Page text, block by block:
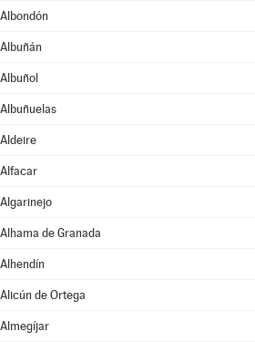
Albondón
Albuñán
Albuñol
Albuñuelas
Aldeire
Alfacar
Algarinejo
Alhama de Granada
Alhendín
Alicún de Ortega
Almegíjar